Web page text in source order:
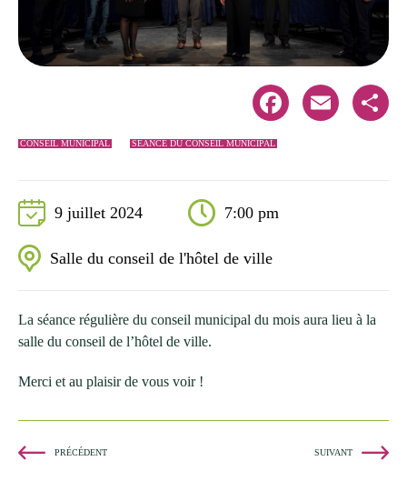
CONSEIL MUNICIPAL SÉANCE DU CONSEIL MUNICIPAL
Facebook Email Share
9 juillet 2024 7:00 pm
Salle du conseil de l'hôtel de ville
La séance régulière du conseil municipal du mois aura lieu à la
salle du conseil de l’hôtel de ville.
Merci et au plaisir de vous voir !
PRÉCÉDENT SUIVANT